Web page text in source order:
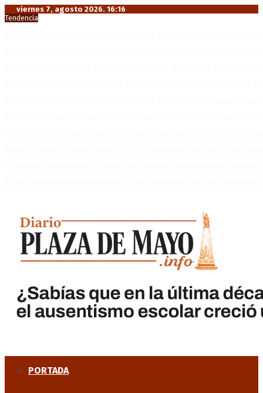
viernes 7, agosto 2026. 16:16
Tendencia
PORTADA